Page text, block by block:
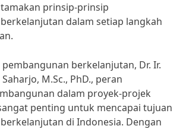
prinsip-prinsip
dalam setiap langkah
berkelanjutan, Dr. Ir.
M.Sc., PhD., peran
dalam proyek-projek
penting untuk mencapai tujuan
di Indonesia. Dengan